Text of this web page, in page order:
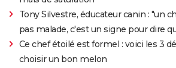
Tony Silvestre, éducateur canin : "un
pas malade, c'est un signe pour dire
Ce chef étoilé est formel : voici les 3
choisir un bon melon